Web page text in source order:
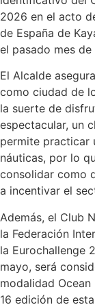
2026 en el acto
de España de
el pasado mes
El Alcalde
como ciudad de
la suerte de
espectacular, un
permite practicar
náuticas, por lo
consolidar como
a incentivar el
Además, el Club
la Federación
la Eurochallenge
mayo, será
modalidad
16 edición de